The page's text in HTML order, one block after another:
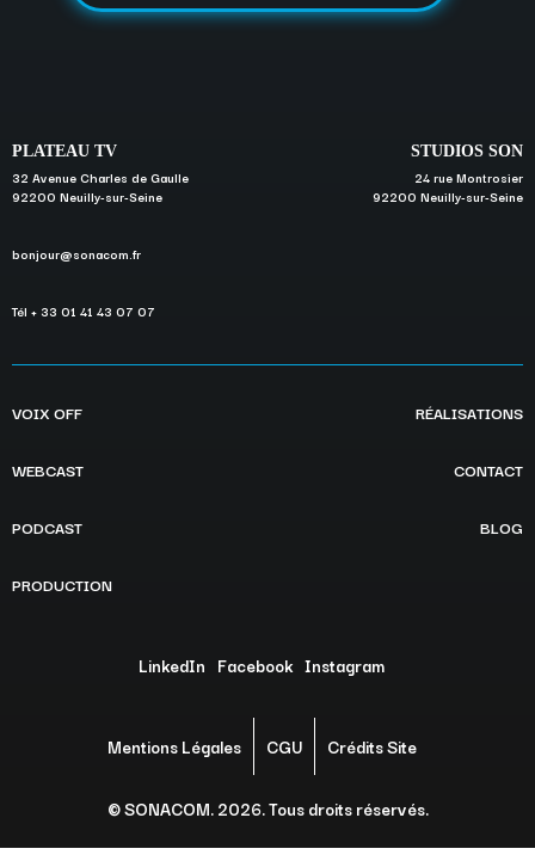
PLATEAU TV
32 Avenue Charles de Gaulle
92200 Neuilly-sur-Seine
bonjour@sonacom.fr
Tél + 33 01 41 43 07 07
STUDIOS SON
24 rue Montrosier
92200 Neuilly-sur-Seine
VOIX OFF
WEBCAST
PODCAST
PRODUCTION
RÉALISATIONS
CONTACT
BLOG
LinkedIn Facebook Instagram
Mentions Légales CGU Crédits Site
© SONACOM. 2026. Tous droits réservés.